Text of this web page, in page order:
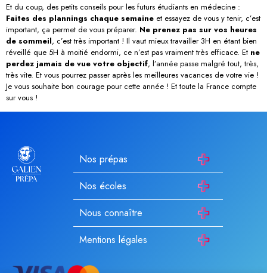
Et du coup, des petits conseils pour les futurs étudiants en médecine :
Faites des plannings chaque semaine et essayez de vous y tenir, c’est
important, ça permet de vous préparer. Ne prenez pas sur vos heures
de sommeil, c’est très important ! Il vaut mieux travailler 3H en étant bien
réveillé que 5H à moitié endormi, ce n’est pas vraiment très efficace. Et ne
perdez jamais de vue votre objectif, l’année passe malgré tout, très,
très vite. Et vous pourrez passer après les meilleures vacances de votre vie !
Je vous souhaite bon courage pour cette année ! Et toute la France compte
sur vous !
Nos prépas
Nos écoles
Nous connaître
Mentions légales